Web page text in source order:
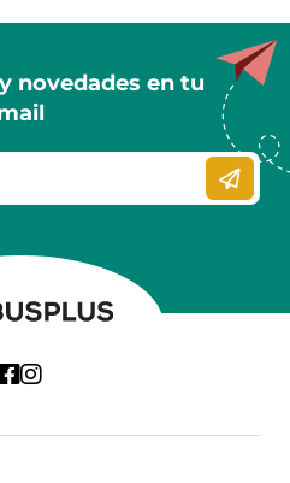
novedades en tu